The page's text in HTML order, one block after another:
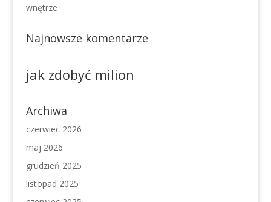
wnętrze
Najnowsze komentarze
jak zdobyć milion
Archiwa
czerwiec 2026
maj 2026
grudzień 2025
listopad 2025